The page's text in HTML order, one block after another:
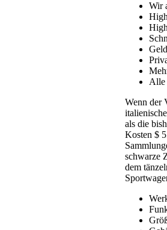
Wir
Alle
Wenn der
als die
Kosten $
schwarze
dem